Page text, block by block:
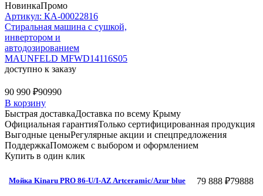
НовинкаПромо
Артикул: КА-00022816
Стиральная машина c сушкой,
инвертором и
автодозированием
MAUNFELD MFWD14116S05
доступно к заказу
90 990 ₽90990
В корзину
Быстрая доставкаДоставка по всему Крыму
Официальная гарантияТолько сертифицированная продукция
Выгодные ценыРегулярные акции и спецпредложения
ПоддержкаПоможем с выбором и оформлением
Купить в один клик
Мойка Kinaru PRO 86-U/I-AZ Artceramic/Azur blue 79 888 ₽79888